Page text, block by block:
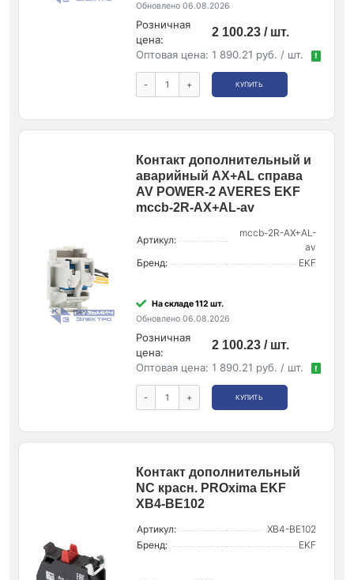
Обновлено 06.08.2026
Розничная
цена:
2 100.23 / шт.
Оптовая цена: 1 890.21 руб. / шт. !
- + КУПИТЬ
Контакт дополнительный и
аварийный AX+AL справа
AV POWER-2 AVERES EKF
mccb-2R-AX+AL-av
Артикул:
mccb-2R-AX+AL-
av
Бренд:
EKF
На складе 112 шт.
Обновлено 06.08.2026
Розничная
цена:
2 100.23 / шт.
Оптовая цена: 1 890.21 руб. / шт. !
- + КУПИТЬ
Контакт дополнительный
NC красн. PROxima EKF
XB4-BE102
Артикул:
XB4-BE102
Бренд:
EKF